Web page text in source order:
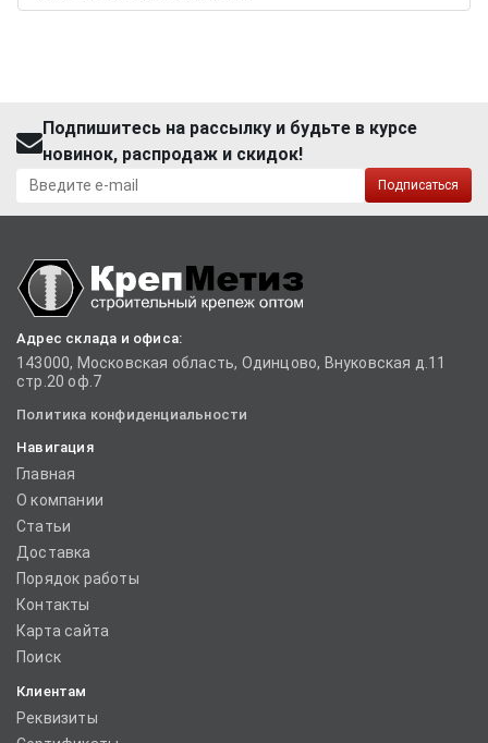
Подпишитесь на рассылку и будьте в курсе
новинок, распродаж и скидок!
Подписаться
Адрес склада и офиса:
143000, Московская область, Одинцово, Внуковская д.11
стр.20 оф.7
Политика конфиденциальности
Навигация
Главная
О компании
Статьи
Доставка
Порядок работы
Контакты
Карта сайта
Поиск
Клиентам
Реквизиты